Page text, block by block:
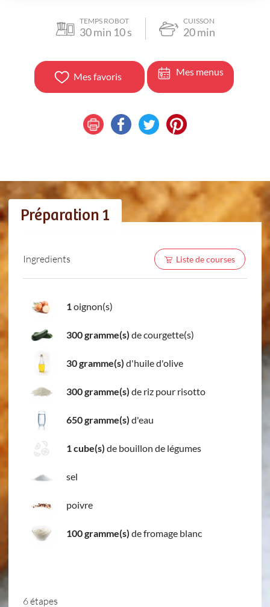
TEMPS ROBOT
30min 10s
CUISSON
20min
Mes favoris Mes menus
Préparation 1
Ingredients Liste de courses
1oignon(s)
300 gramme(s) de courgette(s)
30 gramme(s) d'huile d'olive
300 gramme(s) de riz pour risotto
650 gramme(s) d'eau
1 cube(s) de bouillon de légumes
sel
poivre
100 gramme(s) de fromage blanc
6 étapes